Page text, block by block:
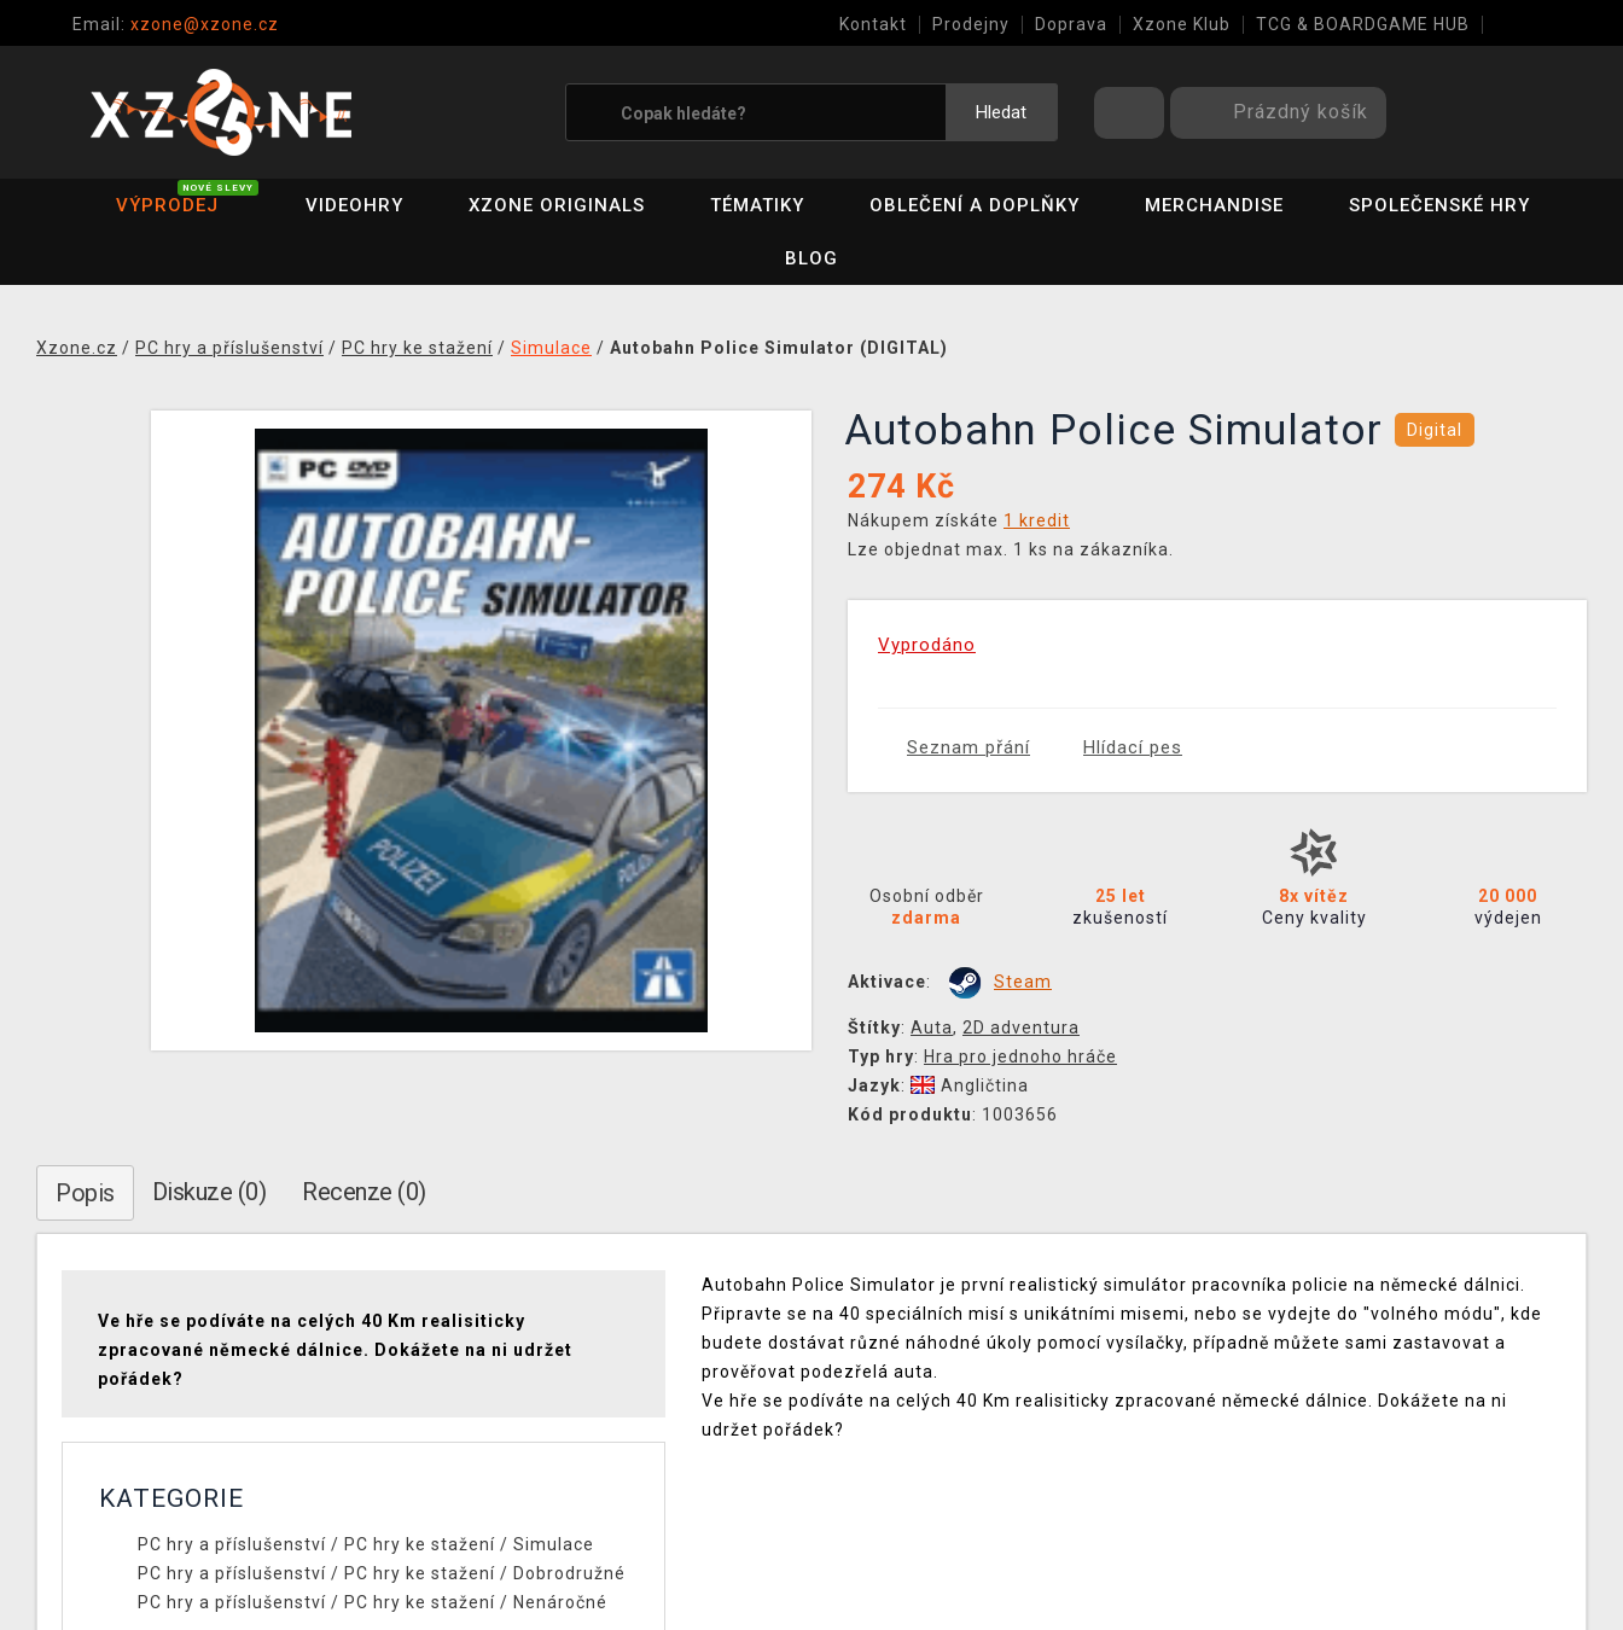
Email: xzone@xzone.cz Kontakt Prodejny Doprava Xzone Klub TCG & BOARDGAME HUB
Hledat Prázdný košík
VÝPRODEJ
NOVÉ SLEVY
VIDEOHRY XZONE ORIGINALS TÉMATIKY OBLEČENÍ A DOPLŇKY MERCHANDISE SPOLEČENSKÉ HRY
BLOG
Xzone.cz / PC hry a příslušenství / PC hry ke stažení / Simulace / Autobahn Police Simulator (DIGITAL)
Autobahn Police Simulator Digital
274 Kč
Nákupem získáte 1 kredit
Lze objednat max. 1 ks na zákazníka.
Vyprodáno
Seznam přání Hlídací pes
Osobní odběr
zdarma
25 let
zkušeností
8x vítěz
Ceny kvality
20 000
výdejen
Aktivace: Steam
Štítky: Auta, 2D adventura
Typ hry: Hra pro jednoho hráče
Jazyk:
Angličtina
Kód produktu: 1003656
Popis Diskuze (0) Recenze (0)
Ve hře se podíváte na celých 40 Km realisiticky
zpracované německé dálnice. Dokážete na ni udržet
pořádek?
KATEGORIE
PC hry a příslušenství/ PC hry ke stažení/ Simulace
PC hry a příslušenství/ PC hry ke stažení/ Dobrodružné
PC hry a příslušenství/ PC hry ke stažení/ Nenáročné
Autobahn Police Simulator je první realistický simulátor pracovníka policie na německé dálnici.
Připravte se na 40 speciálních misí s unikátními misemi, nebo se vydejte do "volného módu", kde
budete dostávat různé náhodné úkoly pomocí vysílačky, případně můžete sami zastavovat a
prověřovat podezřelá auta.
Ve hře se podíváte na celých 40 Km realisiticky zpracované německé dálnice. Dokážete na ni
udržet pořádek?